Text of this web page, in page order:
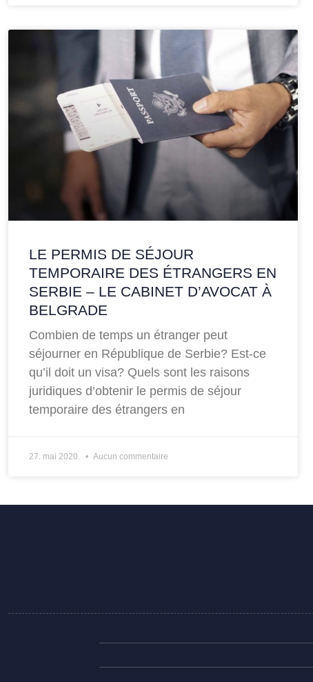
LE PERMIS DE SÉJOUR
TEMPORAIRE DES ÉTRANGERS EN
SERBIE – LE CABINET D’AVOCAT À
BELGRADE
Combien de temps un étranger peut
séjourner en République de Serbie? Est-ce
qu’il doit un visa? Quels sont les raisons
juridiques d’obtenir le permis de séjour
temporaire des étrangers en
27. mai 2020. Aucun commentaire